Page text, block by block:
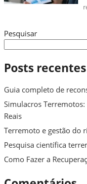
Pesquisar
Posts recentes
Guia completo de
Simulacros
Reais
Terremoto e gestão do
Pesquisa científica
Como Fazer a